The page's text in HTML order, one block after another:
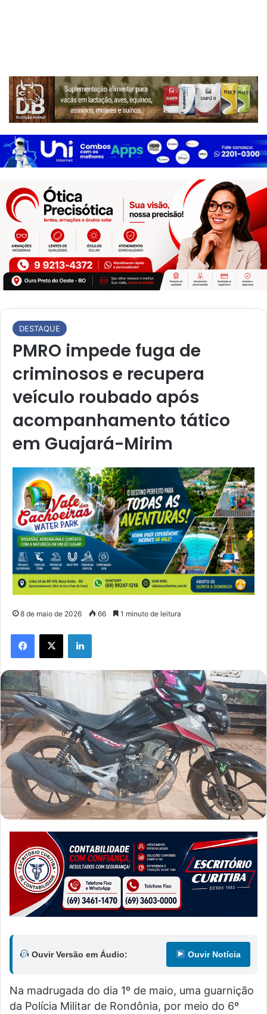
DESTAQUE
PMRO impede fuga de
criminosos e recupera
veículo roubado após
acompanhamento tático
em Guajará-Mirim
8 de maio de 2026 66 1 minuto de leitura
Facebook
X Linkedin
Ouvir Versão em Áudio: Ouvir Notícia
Na madrugada do dia 1º de maio, uma guarnição
da Polícia Militar de Rondônia, por meio do 6º